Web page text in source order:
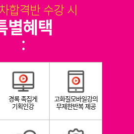
합격반 수강 시
별혜택
:
경록 족집게
기획인강
고화질모바일강의
무제한반복 제공